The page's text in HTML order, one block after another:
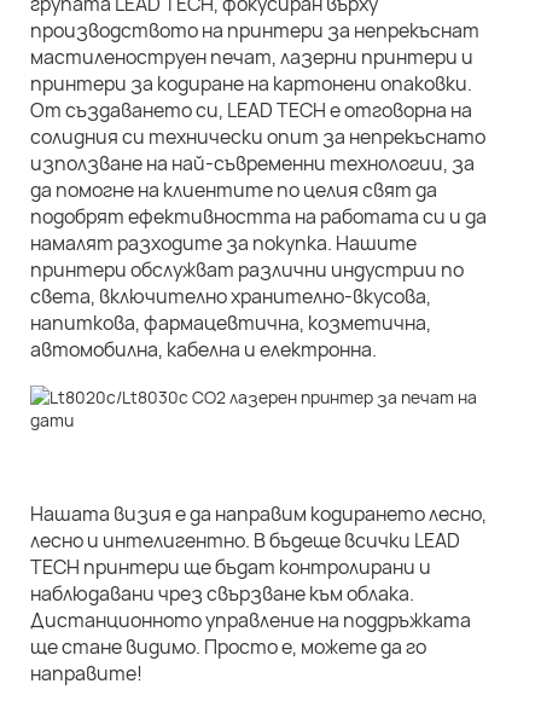
производството на принтери за непрекъснат
мастиленоструен печат, лазерни принтери и
принтери за кодиране на картонени опаковки.
От създаването си, LEAD TECH е отговорна на
солидния си технически опит за непрекъснато
използване на най-съвременни технологии, за
да помогне на клиентите по целия свят да
подобрят ефективността на работата си и да
намалят разходите за покупка. Нашите
принтери обслужват различни индустрии по
света, включително хранително-вкусова,
напиткова, фармацевтична, козметична,
автомобилна, кабелна и електронна.
Нашата визия е да направим кодирането лесно,
лесно и интелигентно. В бъдеще всички LEAD
TECH принтери ще бъдат контролирани и
наблюдавани чрез свързване към облака.
Дистанционното управление на поддръжката
ще стане видимо. Просто е, можете да го
направите!